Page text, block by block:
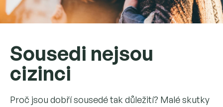
Sousedi nejsou
cizinci
Proč jsou dobří sousedé tak důležití? Malé skutky